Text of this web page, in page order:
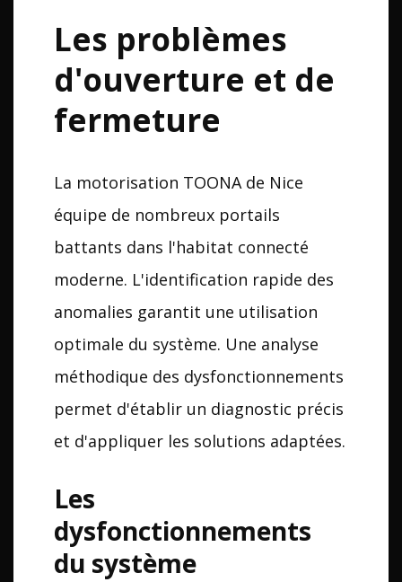
Les problèmes
d'ouverture et de
fermeture
La motorisation TOONA de Nice
équipe de nombreux portails
battants dans l'habitat connecté
moderne. L'identification rapide des
anomalies garantit une utilisation
optimale du système. Une analyse
méthodique des dysfonctionnements
permet d'établir un diagnostic précis
et d'appliquer les solutions adaptées.
Les
dysfonctionnements
du système